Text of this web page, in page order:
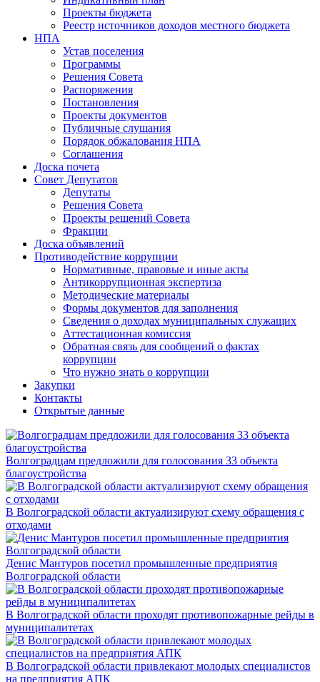
Проекты бюджета
Реестр источников доходов местного бюджета
НПА
Устав поселения
Программы
Решения Совета
Распоряжения
Постановления
Проекты документов
Публичные слушания
Порядок обжалования НПА
Соглашения
Доска почета
Совет Депутатов
Депутаты
Решения Совета
Проекты решений Совета
Фракции
Доска объявлений
Противодействие коррупции
Нормативные, правовые и иные акты
Антикоррупционная экспертиза
Методические материалы
Формы документов для заполнения
Сведения о доходах муниципальных служащих
Аттестационная комиссия
Обратная связь для сообщений о фактах
коррупции
Что нужно знать о коррупции
Закупки
Контакты
Открытые данные
Волгоградцам предложили для голосования 33 объекта
благоустройства
В Волгоградской области актуализируют схему обращения с
отходами
Денис Мантуров посетил промышленные предприятия
Волгоградской области
В Волгоградской области проходят противопожарные рейды в
муниципалитетах
В Волгоградской области привлекают молодых специалистов
на предприятия АПК